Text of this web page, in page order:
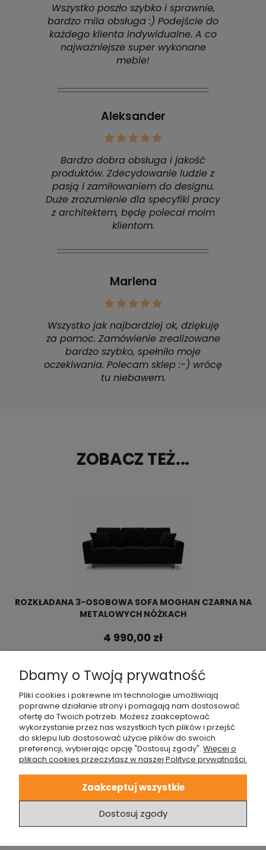
Wszystko poszło szybko i sprawnie,
bardzo mila obsługa :) Podejście do
każdego klienta indywidualne. A co
najważniejsze super wykonane
meble!
Aleksander
Bardzo dobra obsługa i jakość
produktów. Zdecydowanie ludzie z
pasją i zamiłowaniem do designu.
Duże zrozumienie dla specyfiki pracy
z architektem, będę polecał moim
klientom.
Marlena
Wszystko jak najbardziej ok, dziękuję
za pomoc. Zamówienie zrealizowane
bardzo szybko, spełniło moje
oczekiwania. Polecam sklep :-) wrócę
tu niebawem.
ZOBACZ TEŻ...
ROZKŁADANA 3-OSOBOWA SOFA MOGHAN CZARNA NA
METALOWYCH NÓŻKACH
4 990,00 zł
ROZKŁADANA SOFA NAROŻNA MOGHAN SZARY NA
CZARNYCH NÓŻKACH
Dbamy o Twoją prywatność
Pliki cookies i pokrewne im technologie umożliwiają
poprawne działanie strony i pomagają nam dostosować
ofertę do Twoich potrzeb. Możesz zaakceptować
wykorzystanie przez nas wszystkich tych plików i przejść
do sklepu lub dostosować użycie plików do swoich
preferencji, wybierając opcję "Dostosuj zgody". Więcej o
plikach cookies przeczytasz w naszej Polityce prywatności.
Dostosuj zgody
Zaakceptuj wszystkie